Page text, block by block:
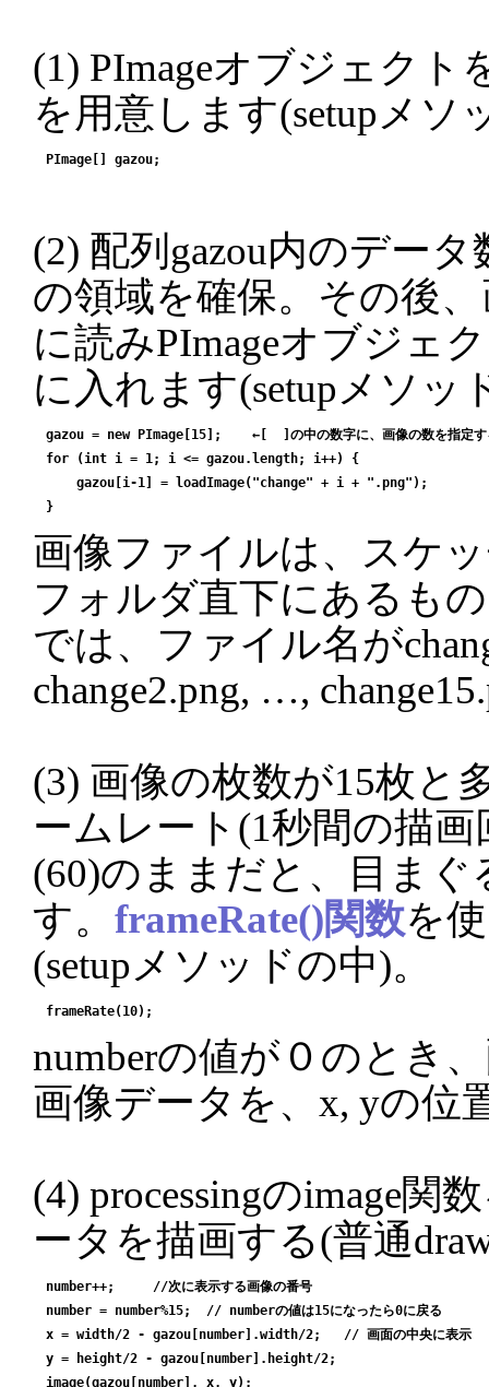
(1) PImageオブジェクト
を用意します(setupメソ
(2) 配列gazou内のデー
の領域を確保。その後
に読みPImageオブジェ
に入れます(setupメソッ
gazou = new PImage[15];    ←[  ]の中の数字に、画像の数を指定す
for (int i = 1; i <= gazou.length; i++) {
    gazou[i-1] = loadImage("change" + i + ".png");
画像ファイルは、スケ
フォルダ直下にあるも
では、ファイル名が
change2.png, …,
(3) 画像の枚数が15枚と
ームレート(1秒間の描
(60)のままだと、目ま
す。 frameRate()関数を
(setupメソッドの中)。
numberの値が０のとき
画像データを、x, yの位
(4) processingのimage関
ータを描画する(普通
number++;     //次に表示する画像の番号
number = number%15;  // numberの値は15になったら0に戻る
x = width/2 - gazou[number].width/2;   // 画面の中央に表示
y = height/2 - gazou[number].height/2;